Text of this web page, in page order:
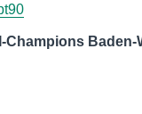
Champions